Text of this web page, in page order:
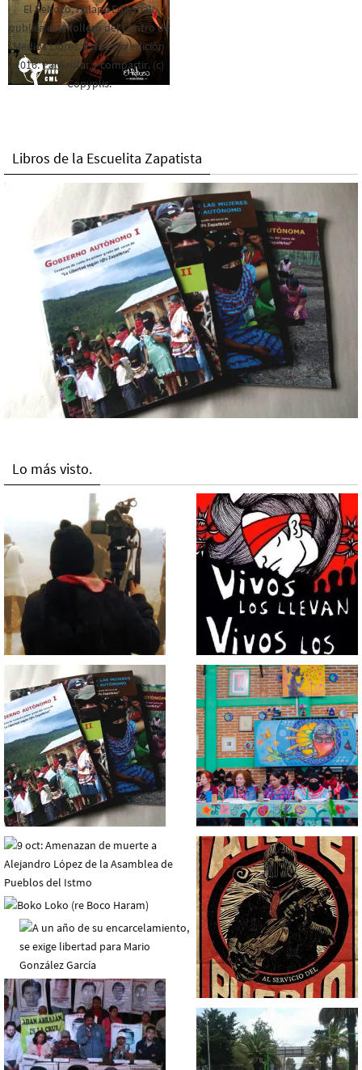
El Rebozo, Palapa Editorial,
publica este folleto del Centro de
Medios Libres. Esta es la edición
2016. Para rolar y compartir. (c)
Copyplis.
Libros de la Escuelita Zapatista
Lo más visto.